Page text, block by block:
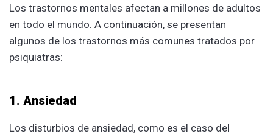
Los trastornos mentales afectan a millones de adultos
en todo el mundo. A continuación, se presentan
algunos de los trastornos más comunes tratados por
psiquiatras:
1. Ansiedad
Los disturbios de ansiedad, como es el caso del